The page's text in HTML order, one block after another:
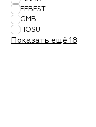
FEBEST
GMB
HOSU
Показать ещё 18